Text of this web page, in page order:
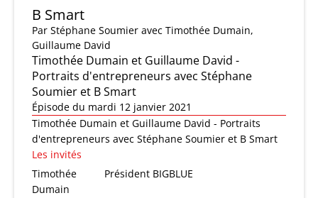
B Smart
Par Stéphane Soumier avec Timothée Dumain,
Guillaume David
Timothée Dumain et Guillaume David -
Portraits d'entrepreneurs avec Stéphane
Soumier et B Smart
Épisode du mardi 12 janvier 2021
Timothée Dumain et Guillaume David - Portraits
d'entrepreneurs avec Stéphane Soumier et B Smart
Les invités
Timothée
Dumain
Président BIGBLUE